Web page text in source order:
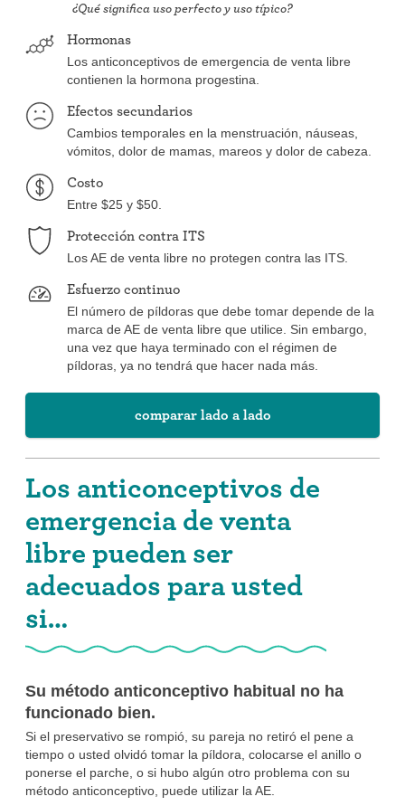
¿Qué significa uso perfecto y uso típico?
Hormonas
Los anticonceptivos de emergencia de venta libre
contienen la hormona progestina.
Efectos secundarios
Cambios temporales en la menstruación, náuseas,
vómitos, dolor de mamas, mareos y dolor de cabeza.
Costo
Entre $25 y $50.
Protección contra ITS
Los AE de venta libre no protegen contra las ITS.
Esfuerzo continuo
El número de píldoras que debe tomar depende de la
marca de AE de venta libre que utilice. Sin embargo,
una vez que haya terminado con el régimen de
píldoras, ya no tendrá que hacer nada más.
comparar lado a lado
Los anticonceptivos de
emergencia de venta
libre pueden ser
adecuados para usted
si…
Su método anticonceptivo habitual no ha
funcionado bien.
Si el preservativo se rompió, su pareja no retiró el pene a
tiempo o usted olvidó tomar la píldora, colocarse el anillo o
ponerse el parche, o si hubo algún otro problema con su
método anticonceptivo, puede utilizar la AE.